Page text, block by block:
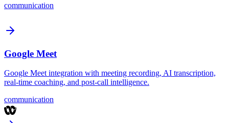
communication
Google Meet
Google Meet integration with meeting recording, AI transcription,
real-time coaching, and post-call intelligence.
communication